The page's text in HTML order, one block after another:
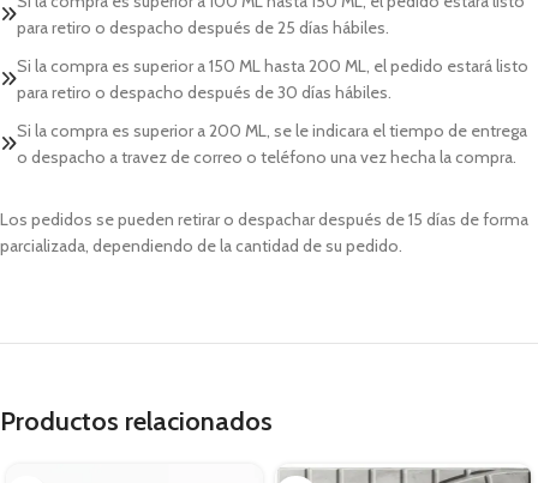
para retiro o despacho después de 25 días hábiles.
Si la compra es superior a 150 ML hasta 200 ML, el pedido estará listo
para retiro o despacho después de 30 días hábiles.
Si la compra es superior a 200 ML, se le indicara el tiempo de entrega
o despacho a travez de correo o teléfono una vez hecha la compra.
Los pedidos se pueden retirar o despachar después de 15 días de forma
parcializada, dependiendo de la cantidad de su pedido.
Productos relacionados